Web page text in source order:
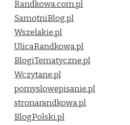
Randkowa.com.pl
SamotniBlog.pl
Wszelakie.pl
UlicaRandkowa.pl
BlogiTematyczne.pl
Wczytane.pl
pomyslowepisanie.pl
stronarandkowa.pl
BlogPolski.pl